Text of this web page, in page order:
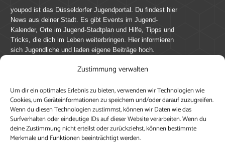
Zustimmung verwalten
Um dir ein optimales Erlebnis zu bieten, verwenden wir Technologien wie
Cookies, um Geräteinformationen zu speichern und/oder darauf zuzugreifen.
Wenn du diesen Technologien zustimmst, können wir Daten wie das
Surfverhalten oder eindeutige IDs auf dieser Website verarbeiten. Wenn du
deine Zustimmung nicht erteilst oder zurückziehst, können bestimmte
Merkmale und Funktionen beeinträchtigt werden.
youpod ist das Düsseldorfer Jugendportal. Du findest hier
News aus deiner Stadt. Es gibt Events im Jugend-
Kalender, Orte im Jugend-Stadtplan und Hilfe, Tipps und
Tricks, die dich im Leben weiterbringen. Hier informieren
sich Jugendliche und laden eigene Beiträge hoch.
Mach mit bei youpod.de!
youpod.de lebt von Menschen wie dir. Sammel
journalistische Erfahrung, teile deine Perspektive und
veröffentliche deine Beiträge auf youpod.de.Du musst
dich anmelden, um alle Funktionen nutzen zu können, ein
Profil anzulegen, eigene Beiträge hochzuladen und zu